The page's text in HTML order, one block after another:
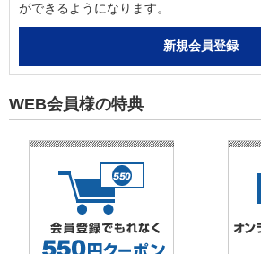
ができるようになります。
WEB会員様の特典